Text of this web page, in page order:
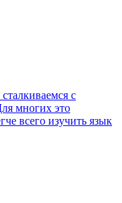
с
многих это
всего изучить язык